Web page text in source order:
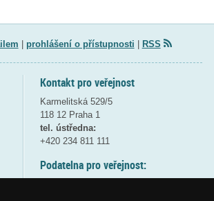
prohlášení o přístupnosti RSS
Kontakt pro veřejnost
Karmelitská 529/5
118 12 Praha 1
tel. ústředna:
+420 234 811 111
Podatelna pro veřejnost: